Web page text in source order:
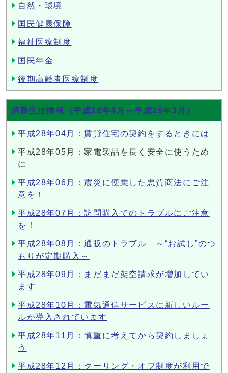
自然・環境
国民健康保険
福祉医療制度
国民年金
後期高齢者医療制度
消費生活情報（平成28年4月～平成29年3月）
平成28年04月：賃貸住宅の契約をするときには
平成28年05月：家電製品を長く安全に使うため
に
平成28年06月：震災に便乗した悪質商法にご注
意を！
平成28年07月：訪問購入でのトラブルにご注意
を！
平成28年08月：通販のトラブル ～“お試し”のつ
もりが定期購入～
平成28年09月：まだまだ架空請求が増加してい
ます
平成28年10月：電気通信サービスに新しいルー
ルが導入されています
平成28年11月：慎重に考えてから契約しましょ
う
平成28年12月：クーリング・オフ制度が利用で